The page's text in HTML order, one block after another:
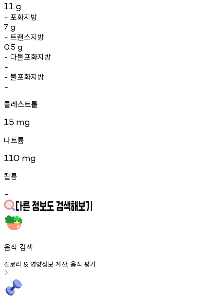
11 g
- 포화지방
7 g
- 트랜스지방
0.5 g
- 다불포화지방
-
- 불포화지방
-
콜레스트롤
15 mg
나트륨
110 mg
칼륨
-
음식 검색
칼로리 & 영양정보 계산, 음식 평가